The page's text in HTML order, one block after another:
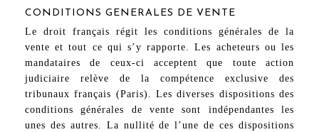
CONDITIONS GENERALES DE VENTE
Le droit français régit les conditions générales de la
vente et tout ce qui s’y rapporte. Les acheteurs ou les
mandataires de ceux-ci acceptent que toute action
judiciaire relève de la compétence exclusive des
tribunaux français (Paris). Les diverses dispositions des
conditions générales de vente sont indépendantes les
unes des autres. La nullité de l’une de ces dispositions